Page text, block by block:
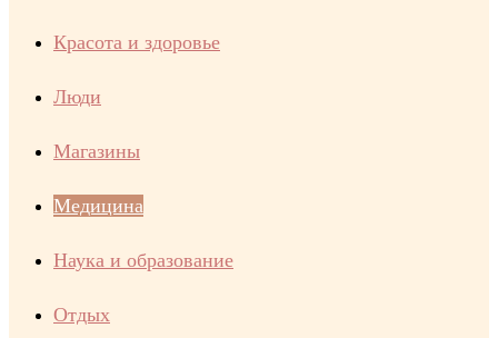
Красота и здоровье
Люди
Магазины
Медицина
Наука и образование
Отдых